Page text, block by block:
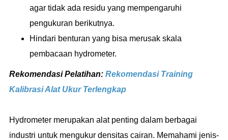
agar tidak ada residu yang mempengaruhi
pengukuran berikutnya.
Hindari benturan yang bisa merusak skala
pembacaan hydrometer.
Rekomendasi Pelatihan: Rekomendasi Training
Kalibrasi Alat Ukur Terlengkap
Hydrometer merupakan alat penting dalam berbagai
industri untuk mengukur densitas cairan. Memahami jenis-